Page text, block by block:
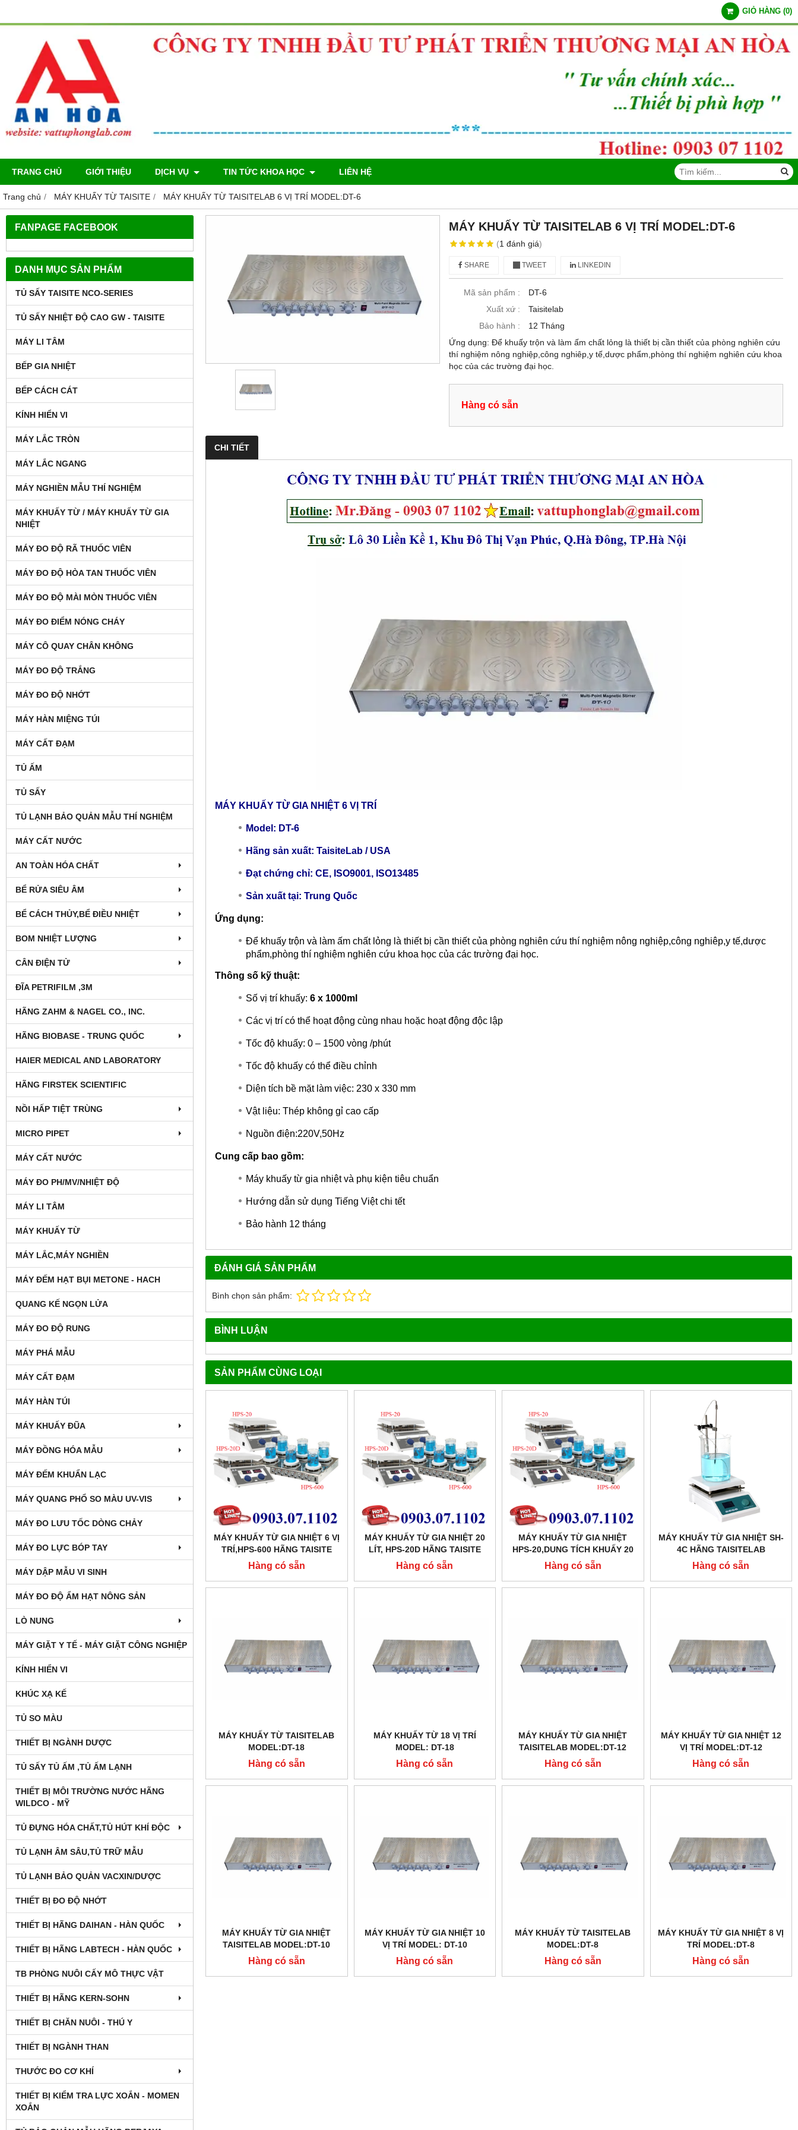
GIỎ HÀNG (0)
TRANG CHỦ GIỚI THIỆU DỊCH VỤ TIN TỨC KHOA HỌC LIÊN HỆ
Trang chủ MÁY KHUẤY TỪ TAISITE MÁY KHUẤY TỪ TAISITELAB 6 VỊ TRÍ MODEL:DT-6
FANPAGE FACEBOOK
DANH MỤC SẢN PHẨM
TỦ SẤY TAISITE NCO-SERIES
TỦ SẤY NHIỆT ĐỘ CAO GW - TAISITE
MÁY LI TÂM
BẾP GIA NHIỆT
BẾP CÁCH CÁT
KÍNH HIỂN VI
MÁY LẮC TRÒN
MÁY LẮC NGANG
MÁY NGHIỀN MẪU THÍ NGHIỆM
MÁY KHUẤY TỪ / MÁY KHUẤY TỪ GIA
NHIỆT
MÁY ĐO ĐỘ RÃ THUỐC VIÊN
MÁY ĐO ĐỘ HÒA TAN THUỐC VIÊN
MÁY ĐO ĐỘ MÀI MÒN THUỐC VIÊN
MÁY ĐO ĐIỂM NÓNG CHÁY
MÁY CÔ QUAY CHÂN KHÔNG
MÁY ĐO ĐỘ TRẮNG
MÁY ĐO ĐỘ NHỚT
MÁY HÀN MIỆNG TÚI
MÁY CẤT ĐẠM
TỦ ẤM
TỦ SẤY
TỦ LẠNH BẢO QUẢN MẪU THÍ NGHIỆM
MÁY CẤT NƯỚC
AN TOÀN HÓA CHẤT
BỂ RỬA SIÊU ÂM
BỂ CÁCH THỦY,BỂ ĐIỀU NHIỆT
BOM NHIỆT LƯỢNG
CÂN ĐIỆN TỬ
ĐĨA PETRIFILM ,3M
HÃNG ZAHM & NAGEL CO., INC.
HÃNG BIOBASE - TRUNG QUỐC
HAIER MEDICAL AND LABORATORY
HÃNG FIRSTEK SCIENTIFIC
NỒI HẤP TIỆT TRÙNG
MICRO PIPET
MÁY CẤT NƯỚC
MÁY ĐO PH/MV/NHIỆT ĐỘ
MÁY LI TÂM
MÁY KHUẤY TỪ
MÁY LẮC,MÁY NGHIỀN
MÁY ĐẾM HẠT BỤI METONE - HACH
QUANG KẾ NGỌN LỬA
MÁY ĐO ĐỘ RUNG
MÁY PHÁ MẪU
MÁY CẤT ĐẠM
MÁY HÀN TÚI
MÁY KHUẤY ĐŨA
MÁY ĐỒNG HÓA MẪU
MÁY ĐẾM KHUẨN LẠC
MÁY QUANG PHỔ SO MÀU UV-VIS
MÁY ĐO LƯU TỐC DÒNG CHẢY
MÁY ĐO LỰC BÓP TAY
MÁY DẬP MẪU VI SINH
MÁY ĐO ĐỘ ẨM HẠT NÔNG SẢN
LÒ NUNG
MÁY GIẶT Y TẾ - MÁY GIẶT CÔNG NGHIỆP
KÍNH HIỂN VI
KHÚC XẠ KẾ
TỦ SO MÀU
THIẾT BỊ NGÀNH DƯỢC
TỦ SẤY TỦ ẤM ,TỦ ẤM LẠNH
THIẾT BỊ MÔI TRƯỜNG NƯỚC HÃNG
WILDCO - MỸ
TỦ ĐỰNG HÓA CHẤT,TỦ HÚT KHÍ ĐỘC
TỦ LẠNH ÂM SÂU,TỦ TRỮ MẪU
TỦ LẠNH BẢO QUẢN VACXIN/DƯỢC
THIẾT BỊ ĐO ĐỘ NHỚT
THIẾT BỊ HÃNG DAIHAN - HÀN QUỐC
THIẾT BỊ HÃNG LABTECH - HÀN QUỐC
TB PHÒNG NUÔI CẤY MÔ THỰC VẬT
THIẾT BỊ HÃNG KERN-SOHN
THIẾT BỊ CHĂN NUÔI - THÚ Y
THIẾT BỊ NGÀNH THAN
THƯỚC ĐO CƠ KHÍ
THIẾT BỊ KIỂM TRA LỰC XOẮN - MOMEN
XOẮN
MÁY KHUẤY TỪ TAISITELAB 6 VỊ TRÍ MODEL:DT-6
(1đánh giá)
SHARE TWEET LINKEDIN
Mã sản phẩm :
DT-6
Xuất xứ :
Taisitelab
Bảo hành :
12 Tháng
Ứng dụng: Để khuấy trộn và làm ấm chất lỏng là thiết bị cần thiết của phòng nghiên cứu
thí nghiệm nông nghiệp,công nghiêp,y tế,dược phẩm,phòng thí nghiệm nghiên cứu khoa
học của các trường đại học.
Hàng có sẵn
CHI TIẾT
MÁY KHUẤY TỪ GIA NHIỆT 6 VỊ TRÍ
Model: DT-6
Hãng sản xuất: TaisiteLab / USA
Đạt chứng chỉ: CE, ISO9001, ISO13485
Sản xuất tại: Trung Quốc
Ứng dụng:
Để khuấy trộn và làm ấm chất lỏng là thiết bị cần thiết của phòng nghiên cứu thí nghiệm nông nghiệp,công nghiêp,y tế,dược
phẩm,phòng thí nghiệm nghiên cứu khoa học của các trường đại học.
Thông số kỹ thuật:
Số vị trí khuấy: 6 x 1000ml
Các vị trí có thể hoạt động cùng nhau hoặc hoạt động độc lập
Tốc độ khuấy: 0 – 1500 vòng /phút
Tốc độ khuấy có thể điều chỉnh
Diện tích bề mặt làm việc: 230 x 330 mm
Vật liệu: Thép không gỉ cao cấp
Nguồn điện:220V,50Hz
Cung cấp bao gồm:
Máy khuấy từ gia nhiệt và phụ kiện tiêu chuẩn
Hướng dẫn sử dụng Tiếng Việt chi tết
Bảo hành 12 tháng
ĐÁNH GIÁ SẢN PHẨM
Bình chọn sản phẩm:
BÌNH LUẬN
SẢN PHẨM CÙNG LOẠI
MÁY KHUẤY TỪ GIA NHIỆT 6 VỊ
TRÍ,HPS-600 HÃNG TAISITE
Hàng có sẵn
MÁY KHUẤY TỪ GIA NHIỆT 20
LÍT, HPS-20D HÃNG TAISITE
Hàng có sẵn
MÁY KHUẤY TỪ GIA NHIỆT
HPS-20,DUNG TÍCH KHUẤY 20
LÍT
Hàng có sẵn
MÁY KHUẤY TỪ GIA NHIỆT SH-
4C HÃNG TAISITELAB
Hàng có sẵn
MÁY KHUẤY TỪ TAISITELAB
MODEL:DT-18
Hàng có sẵn
MÁY KHUẤY TỪ 18 VỊ TRÍ
MODEL: DT-18
Hàng có sẵn
MÁY KHUẤY TỪ GIA NHIỆT
TAISITELAB MODEL:DT-12
Hàng có sẵn
MÁY KHUẤY TỪ GIA NHIỆT 12
VỊ TRÍ MODEL:DT-12
Hàng có sẵn
MÁY KHUẤY TỪ GIA NHIỆT
TAISITELAB MODEL:DT-10
Hàng có sẵn
MÁY KHUẤY TỪ GIA NHIỆT 10
VỊ TRÍ MODEL: DT-10
Hàng có sẵn
MÁY KHUẤY TỪ TAISITELAB
MODEL:DT-8
Hàng có sẵn
MÁY KHUẤY TỪ GIA NHIỆT 8 VỊ
TRÍ MODEL:DT-8
Hàng có sẵn